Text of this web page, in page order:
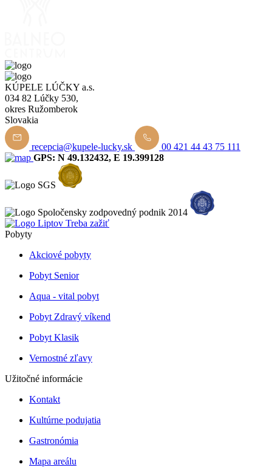
KÚPELE LÚČKY a.s.
034 82 Lúčky 530,
okres Ružomberok
Slovakia
recepcia@kupele-lucky.sk
00 421 44 43 75 111
GPS: N 49.132432, E 19.399128
Pobyty
Akciové pobyty
Pobyt Senior
Aqua - vital pobyt
Pobyt Zdravý víkend
Pobyt Klasik
Vernostné zľavy
Užitočné informácie
Kontakt
Kultúrne podujatia
Gastronómia
Mapa areálu